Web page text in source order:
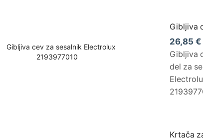
Gibljiva
26,85 €
Gibljiva
del za
Krtača